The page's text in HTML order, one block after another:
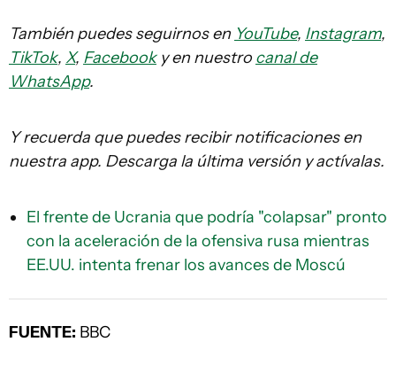
También puedes seguirnos en YouTube, Instagram,
TikTok, X, Facebooky en nuestro canal de
WhatsApp.
Y recuerda que puedes recibir notificaciones en
nuestra app. Descarga la última versión y actívalas.
El frente de Ucrania que podría "colapsar" pronto
con la aceleración de la ofensiva rusa mientras
EE.UU. intenta frenar los avances de Moscú
FUENTE: BBC